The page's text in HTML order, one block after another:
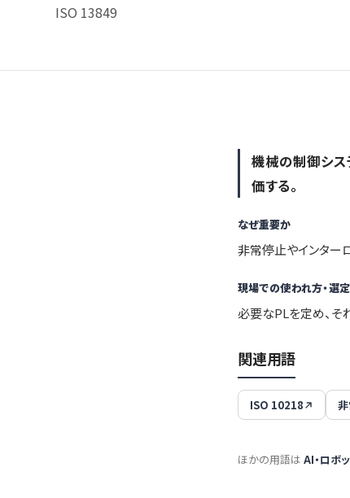
ISO 13849
機械の制御シス
価する。
なぜ重要か
非常停止やインター
現場での使われ方・選
必要なPLを定め、そ
関連用語
ISO 10218
ほかの用語は AI・ロボ